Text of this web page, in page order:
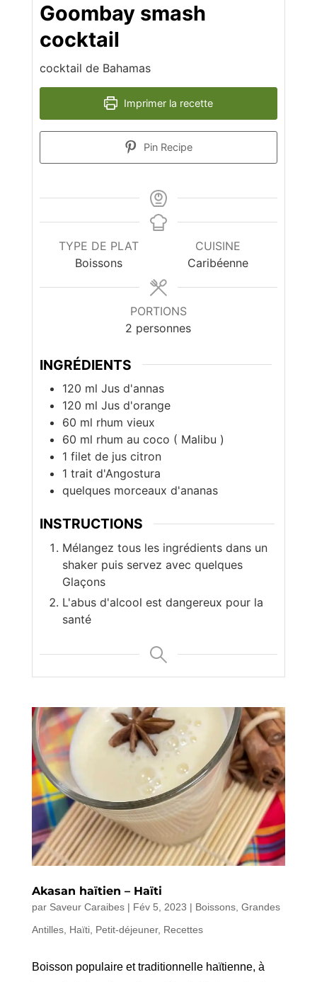
Goombay smash
cocktail
cocktail de Bahamas
Imprimer la recette
Pin Recipe
TYPE DE PLAT
Boissons
CUISINE
Caribéenne
PORTIONS
2 personnes
INGRÉDIENTS
120 ml Jus d'annas
120 ml Jus d'orange
60 ml rhum vieux
60 ml rhum au coco ( Malibu )
1 filet de jus citron
1 trait d'Angostura
quelques morceaux d'ananas
INSTRUCTIONS
Mélangez tous les ingrédients dans un
shaker puis servez avec quelques
Glaçons
L'abus d'alcool est dangereux pour la
santé
Akasan haïtien – Haïti
par Saveur Caraibes| Fév 5, 2023 | Boissons, Grandes
Antilles, Haïti, Petit-déjeuner, Recettes
Boisson populaire et traditionnelle haïtienne, à